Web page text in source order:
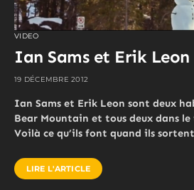
VIDEO
Ian Sams et Erik
19 DÉCEMBRE 2012
Ian Sams et Erik Leon sont deux
Bear Mountain et tous deux dans
Voilà ce qu’ils font quand ils
LIRE L'ARTICLE